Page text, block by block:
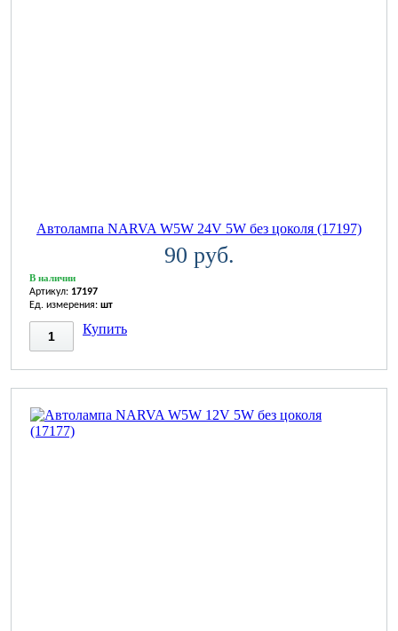
Автолампа NARVA W5W 24V 5W без цоколя (17197)
90 руб.
В наличии
Артикул: 17197
Ед. измерения: шт
Купить